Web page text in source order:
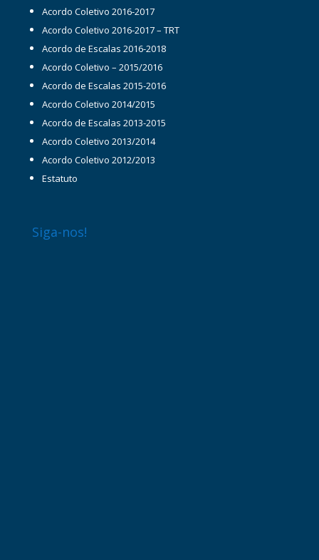
Acordo Coletivo 2016-2017
Acordo Coletivo 2016-2017 – TRT
Acordo de Escalas 2016-2018
Acordo Coletivo – 2015/2016
Acordo de Escalas 2015-2016
Acordo Coletivo 2014/2015
Acordo de Escalas 2013-2015
Acordo Coletivo 2013/2014
Acordo Coletivo 2012/2013
Estatuto
Siga-nos!